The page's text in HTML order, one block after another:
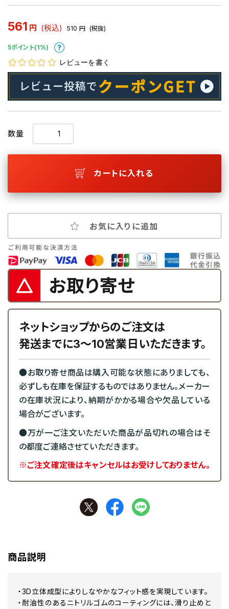
561 円 (税込) 510 円 (税抜)
5ポイント(1%)
レビューを書く
数量
カートに入れる
お気に入りに追加
お取り寄せ
ネットショップからのご注文は
発送までに3～10営業日いただきます。
●お取り寄せ商品は購入可能な状態にありましても、
必ずしも在庫を保証するものではありません。メーカー
の在庫状況により、納期がかかる場合や欠品している
場合がございます。
●万が一ご注文いただいた商品が品切れの場合はそ
の都度ご連絡させていただきます。
※ご注文確定後はキャンセルはお受けしておりません。
商品説明
・3D立体成型によりしなやかなフィット感を実現しています。
・耐油性のあるニトリルゴムのコーティングには、滑り止めと